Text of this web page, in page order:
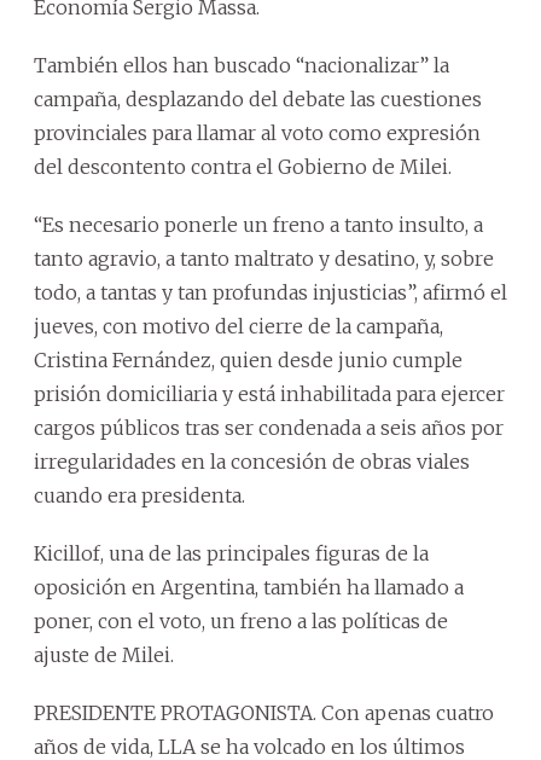
Economía Sergio Massa.
También ellos han buscado “nacionalizar” la
campaña, desplazando del debate las cuestiones
provinciales para llamar al voto como expresión
del descontento contra el Gobierno de Milei.
“Es necesario ponerle un freno a tanto insulto, a
tanto agravio, a tanto maltrato y desatino, y, sobre
todo, a tantas y tan profundas injusticias”, afirmó el
jueves, con motivo del cierre de la campaña,
Cristina Fernández, quien desde junio cumple
prisión domiciliaria y está inhabilitada para ejercer
cargos públicos tras ser condenada a seis años por
irregularidades en la concesión de obras viales
cuando era presidenta.
Kicillof, una de las principales figuras de la
oposición en Argentina, también ha llamado a
poner, con el voto, un freno a las políticas de
ajuste de Milei.
PRESIDENTE PROTAGONISTA. Con apenas cuatro
años de vida, LLA se ha volcado en los últimos